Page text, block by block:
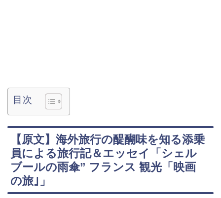
目次
【原文】海外旅行の醍醐味を知る添乗
員による旅行記＆エッセイ「シェル
ブールの雨傘” フランス 観光「映画
の旅｣」